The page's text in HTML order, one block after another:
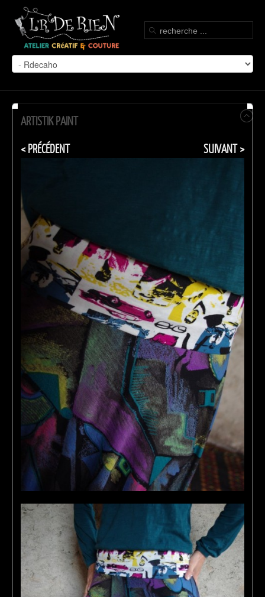
ARTISTIK PAINT
< PRÉCÉDENT
SUIVANT >